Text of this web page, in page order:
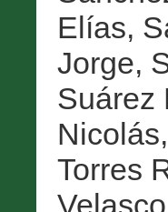
Elías,
Jorge,
Suárez
Nicolás,
Torres